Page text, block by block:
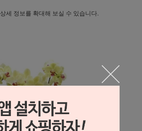
상세 정보를 확대해 보실 수 있습니다.